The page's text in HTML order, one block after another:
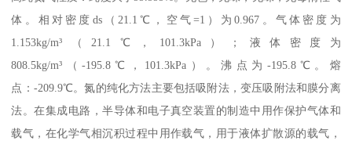
体。相对密度ds（21.1℃，空气=1）为0.967。气体密度为
1.153kg/m³（21.1℃，101.3kPa）；液体密度为
808.5kg/m³（-195.8℃，101.3kPa）。沸点为-195.8℃。熔
点：-209.9℃。氮的纯化方法主要包括吸附法，变压吸附法和膜分离
法。在集成电路，半导体和电子真空装置的制造中用作保护气体和
载气，在化学气相沉积过程中用作载气，用于液体扩散源的载气，